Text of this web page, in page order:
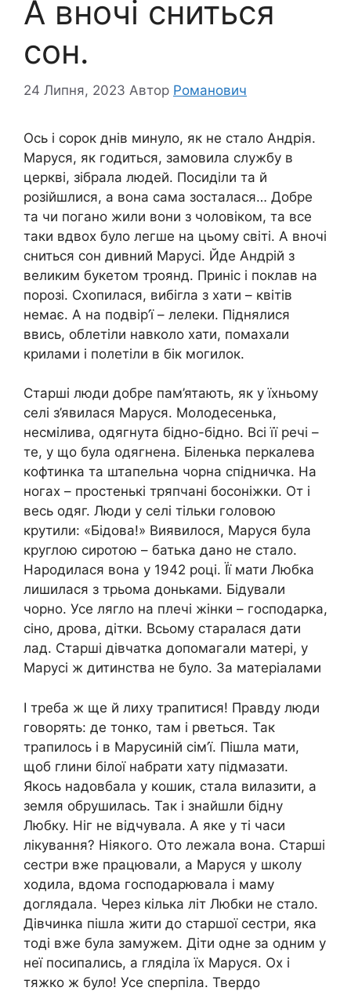
А вночі сниться
сон.
24 Липня, 2023 Автор Романович
Ось і сорок днів минуло, як не стало Андрія.
Маруся, як годиться, замовила службу в
церкві, зібрала людей. Посиділи та й
розійшлися, а вона сама зосталася… Добре
та чи погано жили вони з чоловіком, та все
таки вдвох було легше на цьому світі. А вночі
сниться сон дивний Марусі. Йде Андрій з
великим букетом троянд. Приніс і поклав на
порозі. Схопилася, вибігла з хати – квітів
немає. А на подвір’ї – лелеки. Піднялися
ввись, облетіли навколо хати, помахали
крилами і полетіли в бік могилок.
Старші люди добре пам’ятають, як у їхньому
селі з’явилася Маруся. Молодесенька,
несмілива, одягнута бідно-бідно. Всі її речі –
те, у що була одягнена. Біленька перкалева
кофтинка та штапельна чорна спідничка. На
ногах – простенькі тряпчані босоніжки. От і
весь одяг. Люди у селі тільки головою
крутили: «Бідова!» Виявилося, Маруся була
круглою сиротою – батька дано не стало.
Народилася вона у 1942 році. Її мати Любка
лишилася з трьома доньками. Бідували
чорно. Усе лягло на плечі жінки – господарка,
сіно, дрова, дітки. Всьому старалася дати
лад. Старші дівчатка допомагали матері, у
Марусі ж дитинства не було. За матеріалами
І треба ж ще й лиху трапитися! Правду люди
говорять: де тонко, там і рветься. Так
трапилось і в Марусиній сім’ї. Пішла мати,
щоб глини білої набрати хату підмазати.
Якось надовбала у кошик, стала вилазити, а
земля обрушилась. Так і знайшли бідну
Любку. Ніг не відчувала. А яке у ті часи
лікування? Ніякого. Ото лежала вона. Старші
сестри вже працювали, а Маруся у школу
ходила, вдома господарювала і маму
доглядала. Через кілька літ Любки не стало.
Дівчинка пішла жити до старшої сестри, яка
тоді вже була замужем. Діти одне за одним у
неї посипались, а гляділа їх Маруся. Ох і
тяжко ж було! Усе сперпіла. Твердо